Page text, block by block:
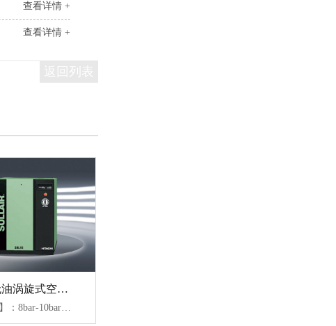
查看详情 +
查看详情 +
VT 系列无油涡旋式空压机
【技术参数】：8bar-10bar、1.5-33KW、0.16-3.78m³/min